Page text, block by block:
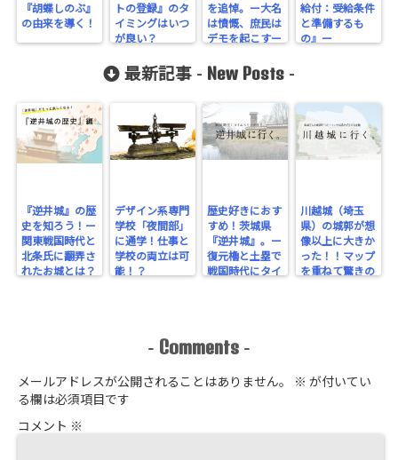
『胡蝶しのぶ』
の由来を導く！
トの登録』のタ
イミングはいつ
が良い？
を追悼。ー大名
は憤慨、庶民は
デモを起こすー
給付：受給条件
と準備するも
の』ー
最新記事 - New Posts -
『逆井城』の歴
史を知ろう！ー
関東戦国時代と
北条氏に翻弄さ
れたお城とは？
デザイン系専門
学校「夜間部」
に通学！仕事と
学校の両立は可
能！？
歴史好きにおす
すめ！茨城県
『逆井城』。ー
復元櫓と土塁で
戦国時代にタイ
川越城（埼玉
県）の城郭が想
像以上に大きか
った！！マップ
を重ねて驚きの
- Comments -
メールアドレスが公開されることはありません。 ※ が付いてい
る欄は必須項目です
コメント ※